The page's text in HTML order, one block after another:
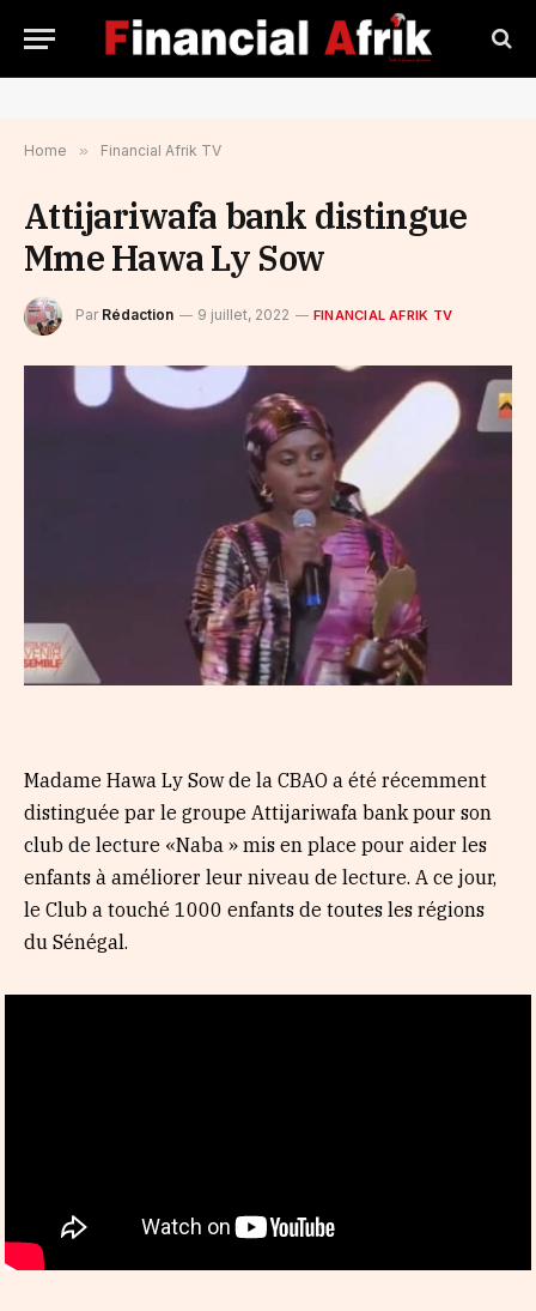
Home » Financial Afrik TV
Attijariwafa bank distingue
Mme Hawa Ly Sow
Par Rédaction 9 juillet, 2022 FINANCIAL AFRIK TV
Madame Hawa Ly Sow de la CBAO a été récemment
distinguée par le groupe Attijariwafa bank pour son
club de lecture «Naba » mis en place pour aider les
enfants à améliorer leur niveau de lecture. A ce jour,
le Club a touché 1000 enfants de toutes les régions
du Sénégal.